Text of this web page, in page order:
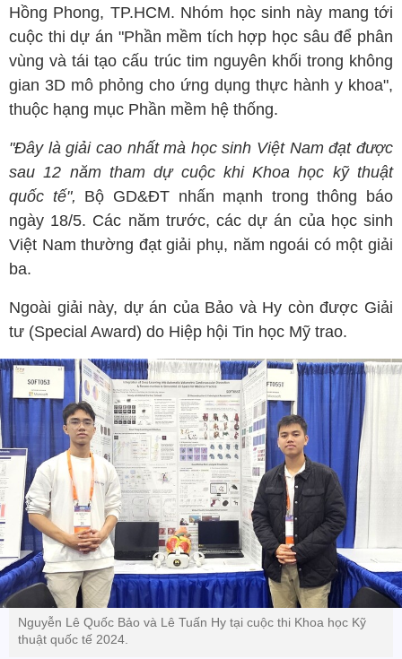
Hồng Phong, TP.HCM. Nhóm học sinh này mang tới
cuộc thi dự án "Phần mềm tích hợp học sâu để phân
vùng và tái tạo cấu trúc tim nguyên khối trong không
gian 3D mô phỏng cho ứng dụng thực hành y khoa",
thuộc hạng mục Phần mềm hệ thống.
"Đây là giải cao nhất mà học sinh Việt Nam đạt được
sau 12 năm tham dự cuộc khi Khoa học kỹ thuật
quốc tế", Bộ GD&ĐT nhấn mạnh trong thông báo
ngày 18/5. Các năm trước, các dự án của học sinh
Việt Nam thường đạt giải phụ, năm ngoái có một giải
ba.
Ngoài giải này, dự án của Bảo và Hy còn được Giải
tư (Special Award) do Hiệp hội Tin học Mỹ trao.
Nguyễn Lê Quốc Bảo và Lê Tuấn Hy tại cuộc thi Khoa học Kỹ
thuật quốc tế 2024.